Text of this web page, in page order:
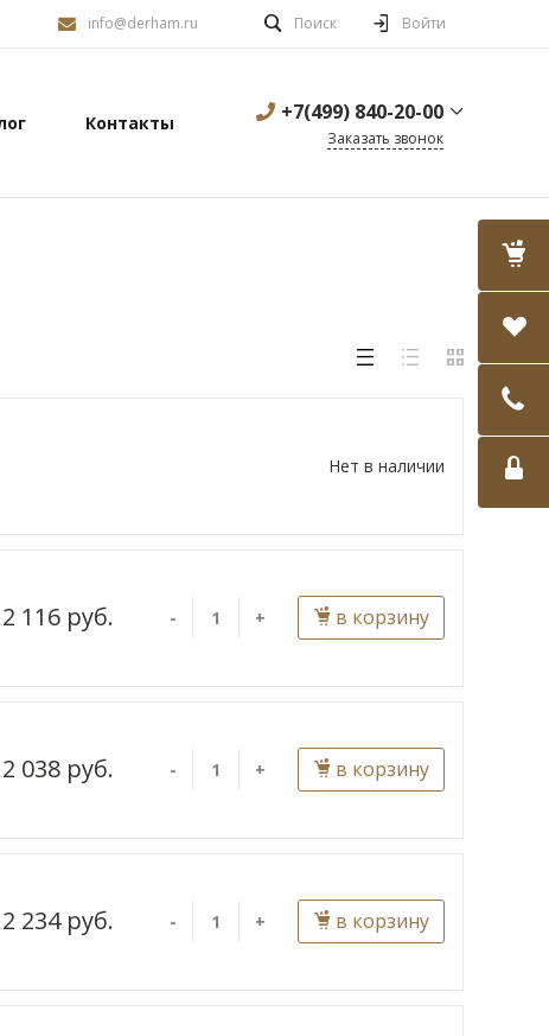
info@derham.ru Поиск Войти
Контакты +7(499) 840-20-00
Заказать звонок
Нет в наличии
2 116 руб. - + в корзину
2 038 руб. - + в корзину
2 234 руб. - + в корзину